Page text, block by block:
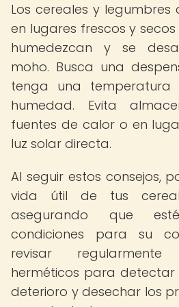
Los cereales y legumbres
en lugares frescos y
humedezcan y se
moho. Busca una
tenga una temperatura
humedad. Evita
fuentes de calor o en
luz solar directa.
Al seguir estos consejos,
vida útil de tus
asegurando que
condiciones para su
revisar
herméticos para detectar
deterioro y desechar los